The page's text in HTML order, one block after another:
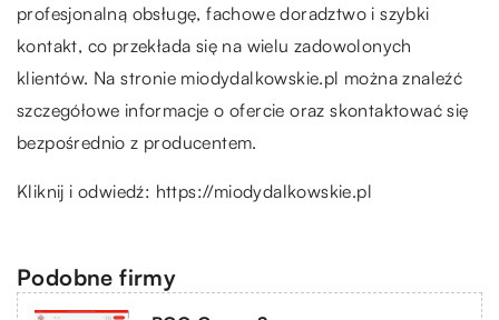
profesjonalną obsługę, fachowe doradztwo i szybki
kontakt, co przekłada się na wielu zadowolonych
klientów. Na stronie miodydalkowskie.pl można znaleźć
szczegółowe informacje o ofercie oraz skontaktować się
bezpośrednio z producentem.
Kliknij i odwiedź: https://miodydalkowskie.pl
Podobne firmy